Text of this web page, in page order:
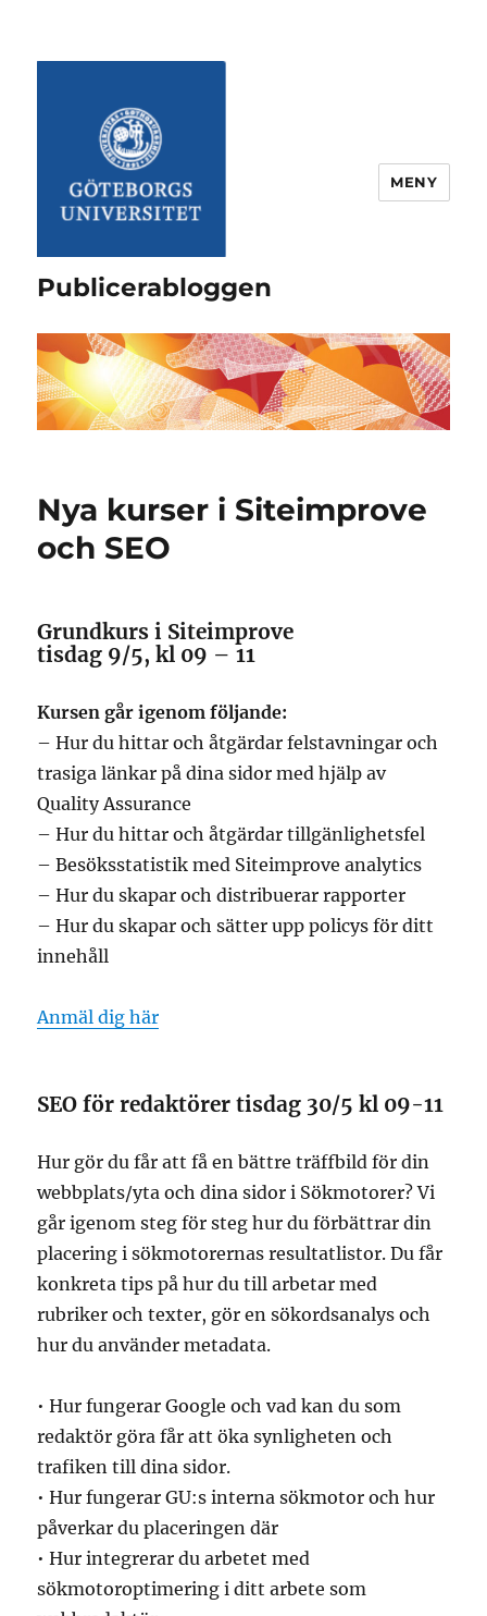
Publicerabloggen
MENY
Nya kurser i Siteimprove
och SEO
Grundkurs i Siteimprove
tisdag 9/5, kl 09 – 11
Kursen går igenom följande:
– Hur du hittar och åtgärdar felstavningar och
trasiga länkar på dina sidor med hjälp av
Quality Assurance
– Hur du hittar och åtgärdar tillgänlighetsfel
– Besöksstatistik med Siteimprove analytics
– Hur du skapar och distribuerar rapporter
– Hur du skapar och sätter upp policys för ditt
innehåll
Anmäl dig här
SEO för redaktörer tisdag 30/5 kl 09-11
Hur gör du får att få en bättre träffbild för din
webbplats/yta och dina sidor i Sökmotorer? Vi
går igenom steg för steg hur du förbättrar din
placering i sökmotorernas resultatlistor. Du får
konkreta tips på hur du till arbetar med
rubriker och texter, gör en sökordsanalys och
hur du använder metadata.
• Hur fungerar Google och vad kan du som
redaktör göra får att öka synligheten och
trafiken till dina sidor.
• Hur fungerar GU:s interna sökmotor och hur
påverkar du placeringen där
• Hur integrerar du arbetet med
sökmotoroptimering i ditt arbete som